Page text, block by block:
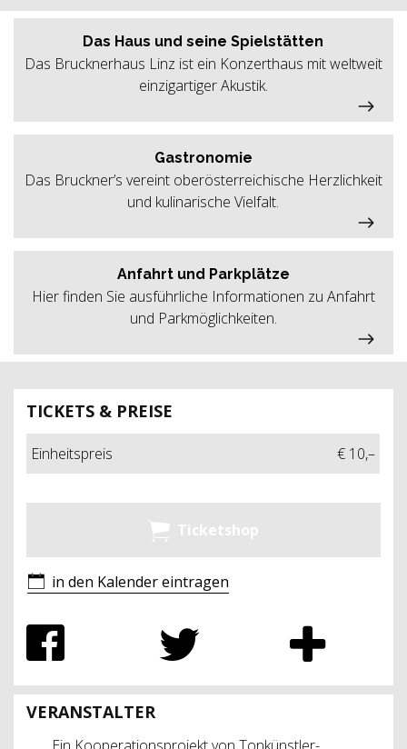
TICKETS & PREISE
Einheitspreis € 10,–
Ticketshop
in den Kalender eintragen
VERANSTALTER
Das Haus und seine Spielstätten
Das Brucknerhaus Linz ist ein Konzerthaus mit weltweit
einzigartiger Akustik.
Gastronomie
Das Bruckner’s vereint oberösterreichische Herzlichkeit
und kulinarische Vielfalt.
Anfahrt und Parkplätze
Hier finden Sie ausführliche Informationen zu Anfahrt
und Parkmöglichkeiten.